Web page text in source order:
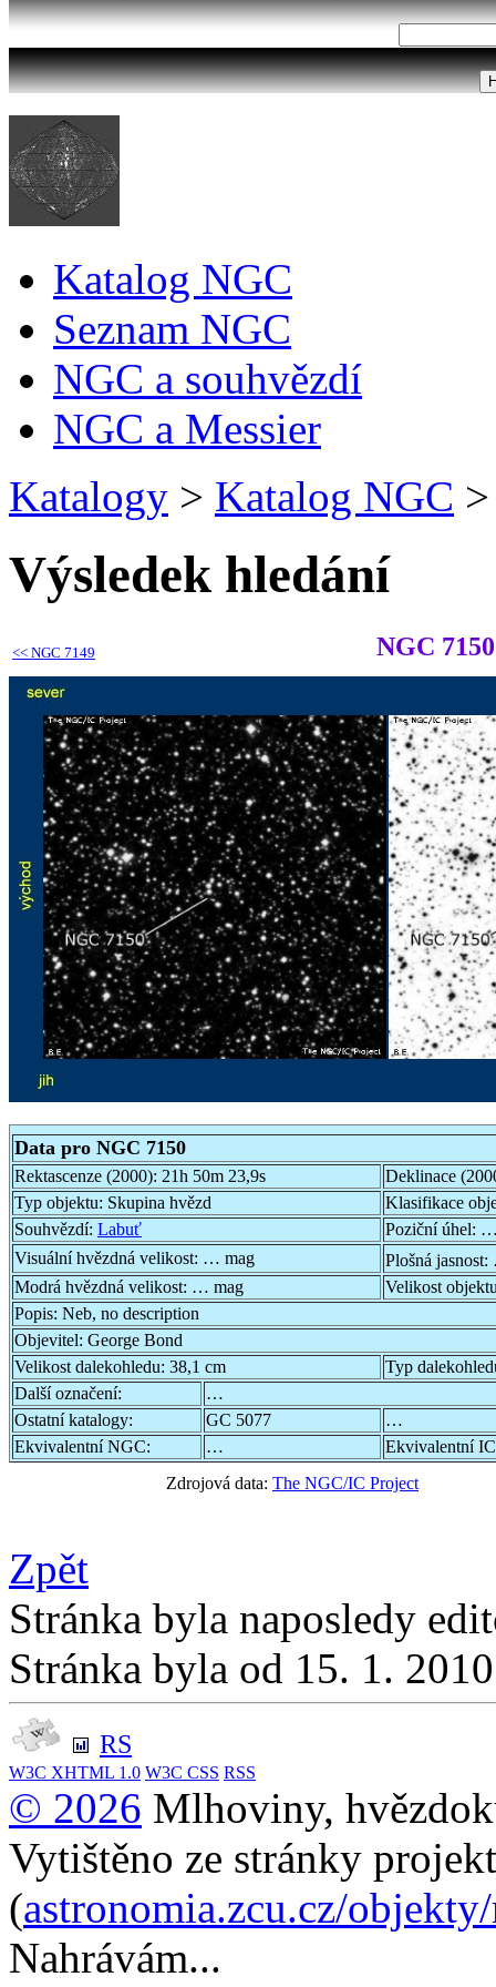
Katalog NGC
Seznam NGC
NGC a souhvězdí
NGC a Messier
Katalogy > Katalog NGC >
Výsledek hledání
<< NGC 7149 NGC 7150
Data pro NGC 7150
Rektascenze (2000): 21h 50m 23,9s
Deklinace
Typ objektu: Skupina hvězd
Klasifikace
Souhvězdí: Labuť Poziční úhel: …
Visuální hvězdná velikost: … mag Plošná jasnost:
Modrá hvězdná velikost: … mag
Velikost
Popis: Neb, no description
Objevitel: George Bond
Velikost dalekohledu: 38,1 cm
Typ
Další označení:
…
Ostatní katalogy:
GC 5077
…
Ekvivalentní NGC:
…
Ekvivalentní
Zdrojová data: The NGC/IC Project
Zpět
Stránka byla naposledy
Stránka byla od 15. 1.
RS
W3C XHTML 1.0 W3C CSS RSS
© 2026 Mlhoviny,
Vytištěno ze stránky
(astronomia.zcu.cz/
Nahrávám...